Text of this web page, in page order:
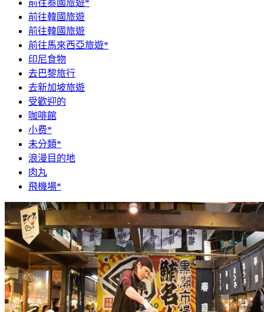
前往泰國旅遊*
前往韓國旅遊
前往韓國旅遊
前往馬來西亞旅遊*
印尼食物
去巴黎旅行
去新加坡旅遊
受歡迎的
咖啡館
小费*
未分類*
浪漫目的地
肉丸
飛機場*